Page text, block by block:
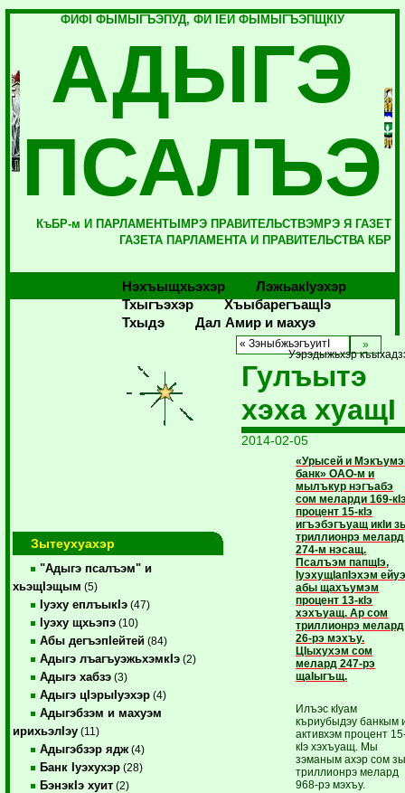
ФИФI ФЫМЫГЪЭПУД, ФИ IЕЙ ФЫМЫГЪЭПЩКIУ
АДЫГЭ
ПСАЛЪЭ
КъБР-м И ПАРЛАМЕНТЫМРЭ ПРАВИТЕЛЬСТВЭМРЭ Я ГАЗЕТ
ГАЗЕТА ПАРЛАМЕНТА И ПРАВИТЕЛЬСТВА КБР
Нэхъыщхьэхэр
Лэжьакlуэхэр
Тхыгъэхэр
Хъыбарегъащlэ
Тхыдэ
Дал Амир и махуэ
Зытеухуахэр
"Адыгэ псалъэм" и
хьэщIэщым (5)
Iуэху еплъыкIэ (47)
Iуэху щхьэпэ (10)
Абы дегъэпIейтей (84)
Адыгэ лъагъуэжьхэмкIэ (2)
Адыгэ хабзэ (3)
Адыгэ цIэрыIуэхэр (4)
Адыгэбзэм и махуэм
ирихьэлIэу (11)
Адыгэбзэр ядж (4)
Банк Iуэхухэр (28)
БэнэкIэ хуит (2)
« ЗэныбжьэгъуитI
Уэрэдыжьхэр
Гулъытэ
хэха хуащI
2014-02-05
«Урысей и
банк» ОАО-м и
мылъкур нэгъабэ
сом меларди 169-
процент 15-кIэ
игъэбэгъуащ икIи
триллионрэ мелард
274-м нэсащ.
Псалъэм папщIэ,
Iуэху­щIапIэхэм
абы ща­хъу­мэм
процент 13-кIэ
хэхъуащ. Ар сом
триллионрэ мелард
26-рэ мэхъу.
ЦIыхухэм сом
мелард 247-рэ
щаIыгъщ.
Илъэс кIуам
къриубыдэу банкым
активхэм процент
кIэ хэхъуащ. Мы
зэманым ахэр сом
триллионрэ мелард
968-рэ мэхъу.